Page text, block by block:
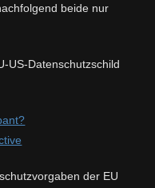
beide nur
US-Datenschutzschild
der EU